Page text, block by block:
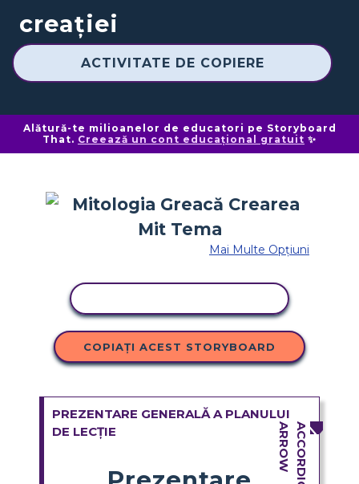
creației
ACTIVITATE DE COPIERE
Alătură-te milioanelor de educatori pe Storyboard
That. Creează un cont educațional gratuit ✨
Mai Multe Opțiuni
COPIAȚI ACEST STORYBOARD
PREZENTARE GENERALĂ A PLANULUI
DE LECȚIE